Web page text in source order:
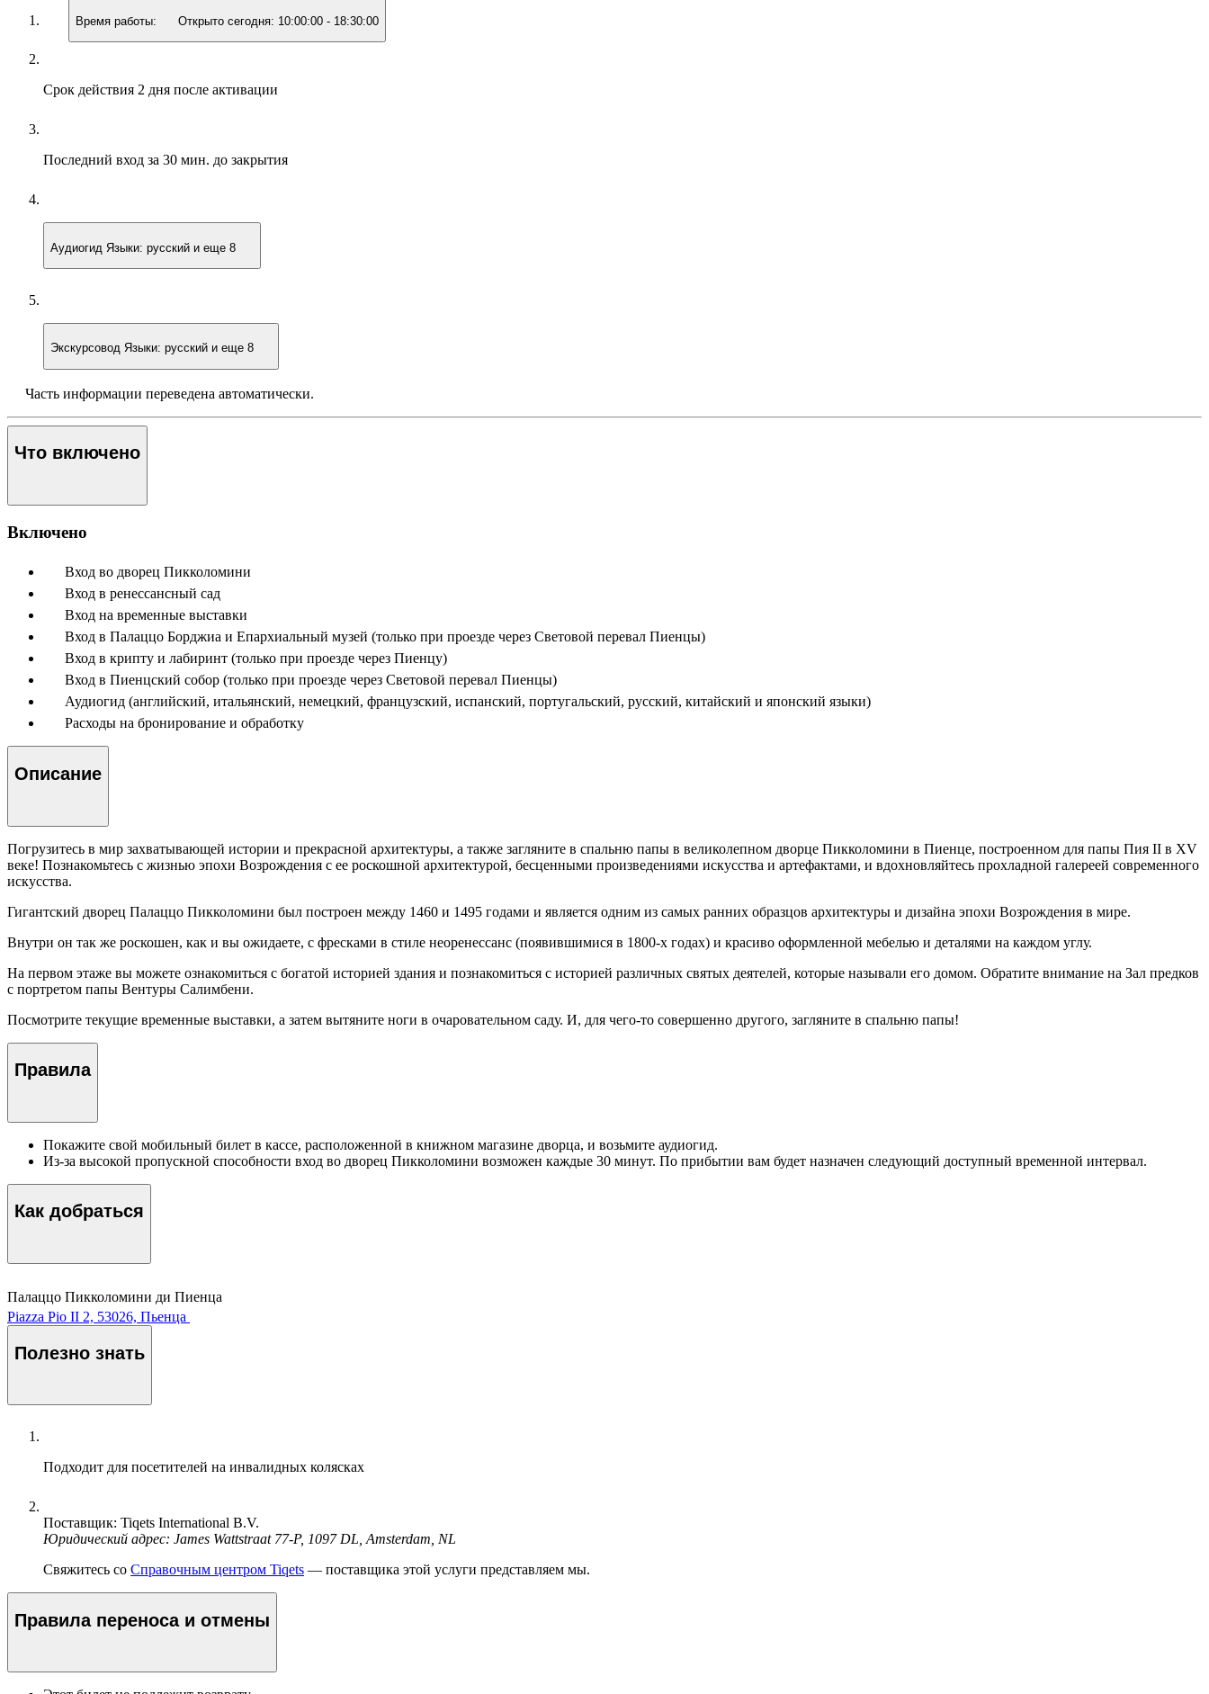
Время работы: Открыто сегодня: 10:00:00 - 18:30:00
Срок действия 2 дня после активации
Последний вход за 30 мин. до закрытия
Аудиогид Языки: русский и еще 8
Экскурсовод Языки: русский и еще 8
Часть информации переведена автоматически.
Что включено
Включено
Вход во дворец Пикколомини
Вход в ренессансный сад
Вход на временные выставки
Вход в Палаццо Борджиа и Епархиальный музей (только при проезде через Световой перевал Пиенцы)
Вход в крипту и лабиринт (только при проезде через Пиенцу)
Вход в Пиенцский собор (только при проезде через Световой перевал Пиенцы)
Аудиогид (английский, итальянский, немецкий, французский, испанский, португальский, русский, китайский и японский языки)
Расходы на бронирование и обработку
Описание
Погрузитесь в мир захватывающей истории и прекрасной архитектуры, а также загляните в спальню папы в великолепном дворце Пикколомини в Пиенце, построенном для папы Пия II в XV
веке! Познакомьтесь с жизнью эпохи Возрождения с ее роскошной архитектурой, бесценными произведениями искусства и артефактами, и вдохновляйтесь прохладной галереей современного
искусства.
Гигантский дворец Палаццо Пикколомини был построен между 1460 и 1495 годами и является одним из самых ранних образцов архитектуры и дизайна эпохи Возрождения в мире.
Внутри он так же роскошен, как и вы ожидаете, с фресками в стиле неоренессанс (появившимися в 1800-х годах) и красиво оформленной мебелью и деталями на каждом углу.
На первом этаже вы можете ознакомиться с богатой историей здания и познакомиться с историей различных святых деятелей, которые называли его домом. Обратите внимание на Зал предков
с портретом папы Вентуры Салимбени.
Посмотрите текущие временные выставки, а затем вытяните ноги в очаровательном саду. И, для чего-то совершенно другого, загляните в спальню папы!
Правила
Покажите свой мобильный билет в кассе, расположенной в книжном магазине дворца, и возьмите аудиогид.
Из-за высокой пропускной способности вход во дворец Пикколомини возможен каждые 30 минут. По прибытии вам будет назначен следующий доступный временной интервал.
Как добраться
Палаццо Пикколомини ди Пиенца
Piazza Pio II 2, 53026, Пьенца
Полезно знать
Подходит для посетителей на инвалидных колясках
Поставщик: Tiqets International B.V.
Юридический адрес: James Wattstraat 77-P, 1097 DL, Amsterdam, NL
Свяжитесь со Справочным центром Tiqets — поставщика этой услуги представляем мы.
Правила переноса и отмены